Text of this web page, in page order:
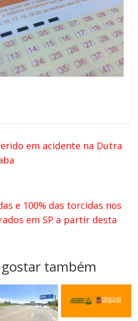
em acidente na Dutra
e 100% das torcidas nos
em SP a partir desta
também